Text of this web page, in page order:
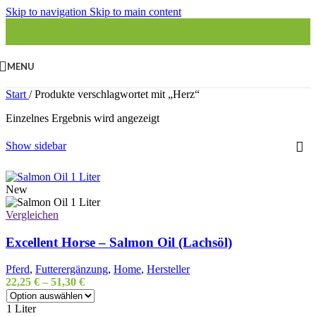
Skip to navigation Skip to main content
MENU
Start / Produkte verschlagwortet mit „Herz“
Einzelnes Ergebnis wird angezeigt
Show sidebar
New
Vergleichen
Excellent Horse – Salmon Oil (Lachsöl)
Pferd, Futterergänzung, Home, Hersteller
22,25 € – 51,30 €
1 Liter